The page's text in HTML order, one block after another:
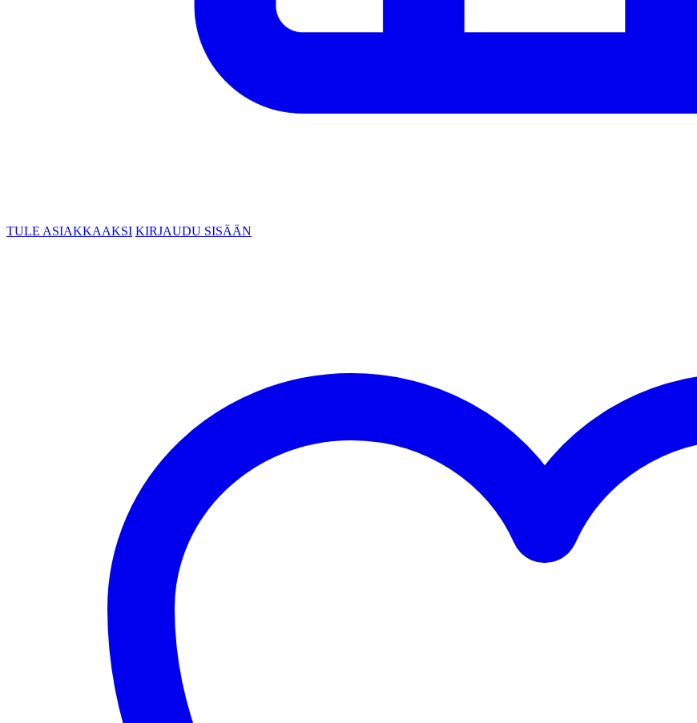
TULE ASIAKKAAKSI KIRJAUDU SISÄÄN